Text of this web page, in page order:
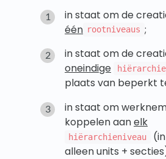
in staat om de
één rootniveaus ;
in staat om de
oneindige
plaats van beperkt
in staat om
koppelen aanelk
hiërarchieniveau
alleen units +